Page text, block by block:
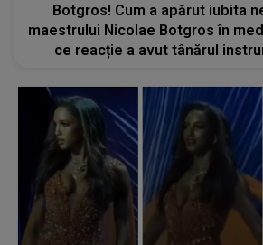
Botgros! Cum a apărut iubita
maestrului Nicolae Botgros în
ce reacție a avut tânărul